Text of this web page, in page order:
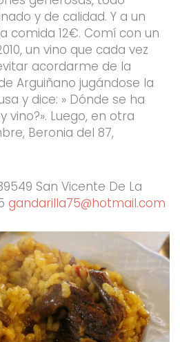
y de calidad. Y a un
comida 12€. Comí con un
un vino que cada vez
acordarme de la
Arguiñano jugándose la
y dice: » Dónde se ha
vino?». Luego, en otra
Beronia del 87,
San Vicente De La
gandarilla75@hotmail.com